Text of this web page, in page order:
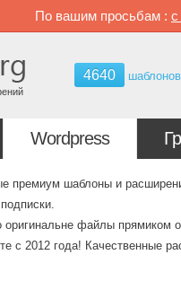
По вашим просьбам : с
4640 шаблонов
Wordpress
премиум шаблоны и
файлы прямиком
с 2012 года! Качественные